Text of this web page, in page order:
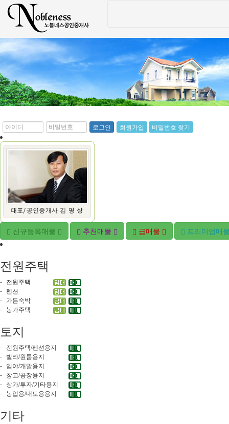
*
아
이
디
*
비
밀
번
호
로그인 회원가입 비밀번호 찾기
신규등록매물 추천매물 급매물 프리미엄매
전원주택
- 전원주택
- 펜션
- 가든숙박
- 농가주택
토지
- 전원주택/펜션용지
- 빌라/원룸용지
- 임야/개발용지
- 창고/공장용지
- 상가/투자/기타용지
- 농업용/대토용용지
기타